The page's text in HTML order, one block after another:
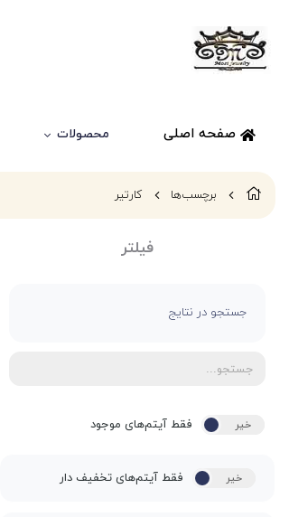
صفحه اصلی محصولات
برچسب‌ها کارتیر
فیلتر
جستجو در نتایج
بله خیر فقط آیتم‌های موجود
بله خیر فقط آیتم‌های تخفیف دار